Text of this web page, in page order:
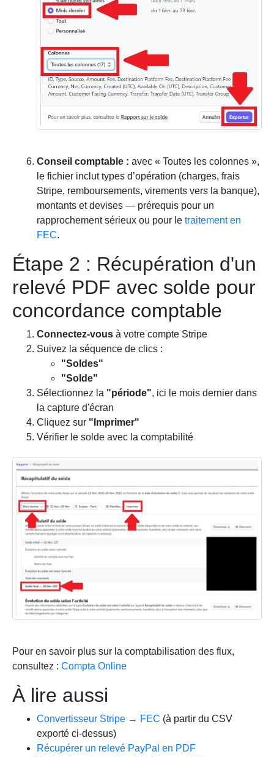
Conseil comptable : avec « Toutes les colonnes »,
le fichier inclut types d’opération (charges, frais
Stripe, remboursements, virements vers la banque),
montants et devises — prérequis pour un
rapprochement sérieux ou pour le traitement en
FEC.
Étape 2 : Récupération d'un
relevé PDF avec solde pour
concordance comptable
Connectez-vous à votre compte Stripe
Suivez la séquence de clics :
"Soldes"
"Solde"
Sélectionnez la "période", ici le mois dernier dans
la capture d'écran
Cliquez sur "Imprimer"
Vérifier le solde avec la comptabilité
Pour en savoir plus sur la comptabilisation des flux,
consultez : Compta Online
À lire aussi
Convertisseur Stripe → FEC (à partir du CSV
exporté ci-dessus)
Récupérer un relevé PayPal en PDF